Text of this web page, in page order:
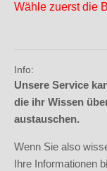
Wähle zuerst die
Info:
Unsere Service
die ihr Wissen
austauschen.
Wenn Sie also
Ihre Informationen